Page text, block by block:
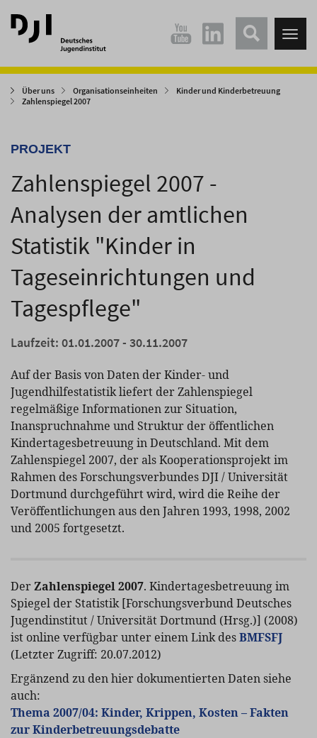
Direkt
zum
Hauptinhalt
Direkt
zum
Hauptmenü
Über uns Organisationseinheiten
Kinder und Kinderbetreuung
Zahlenspiegel 2007
PROJEKT
Zahlenspiegel 2007 -
Analysen der amtlichen
Statistik "Kinder in
Tageseinrichtungen und
Tagespflege"
Laufzeit: 01.01.2007 - 30.11.2007
Auf der Basis von Daten der Kinder- und
Jugendhilfestatistik liefert der Zahlenspiegel
regelmäßige Informationen zur Situation,
Inanspruchnahme und Struktur der öffentlichen
Kindertagesbetreuung in Deutschland. Mit dem
Zahlenspiegel 2007, der als Kooperationsprojekt im
Rahmen des Forschungsverbundes DJI / Universität
Dortmund durchgeführt wird, wird die Reihe der
Veröffentlichungen aus den Jahren 1993, 1998, 2002
und 2005 fortgesetzt.
DerZahlenspiegel 2007. Kindertagesbetreuung im
Spiegel der Statistik [Forschungsverbund Deutsches
Jugendinstitut / Universität Dortmund (Hrsg.)] (2008)
ist online verfügbar unter einem Link desBMFSFJ
(Letzter Zugriff: 20.07.2012)
Ergänzend zu den hier dokumentierten Daten siehe
auch:
Thema 2007/04: Kinder, Krippen, Kosten – Fakten
zur Kinderbetreuungsdebatte